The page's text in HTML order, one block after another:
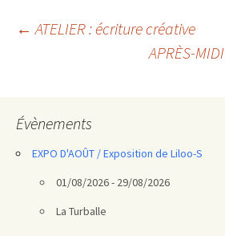
Navigation
← ATELIER : écriture créative
APRÈS-
Évènements
EXPO D'AOÛT / Exposition de Liloo-S
01/08/2026 - 29/08/2026
La Turballe